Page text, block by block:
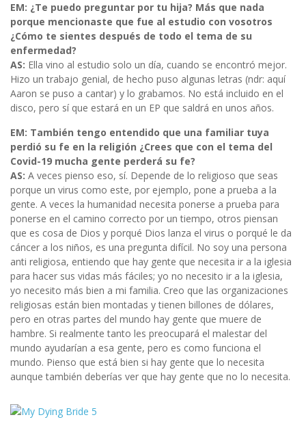
EM: ¿Te puedo preguntar por tu hija? Más que nada
porque mencionaste que fue al estudio con vosotros
¿Cómo te sientes después de todo el tema de su
enfermedad?
AS: Ella vino al estudio solo un día, cuando se encontró mejor.
Hizo un trabajo genial, de hecho puso algunas letras (ndr: aquí
Aaron se puso a cantar) y lo grabamos. No está incluido en el
disco, pero sí que estará en un EP que saldrá en unos años.
EM: También tengo entendido que una familiar tuya
perdió su fe en la religión ¿Crees que con el tema del
Covid-19 mucha gente perderá su fe?
AS: A veces pienso eso, sí. Depende de lo religioso que seas
porque un virus como este, por ejemplo, pone a prueba a la
gente. A veces la humanidad necesita ponerse a prueba para
ponerse en el camino correcto por un tiempo, otros piensan
que es cosa de Dios y porqué Dios lanza el virus o porqué le da
cáncer a los niños, es una pregunta difícil. No soy una persona
anti religiosa, entiendo que hay gente que necesita ir a la iglesia
para hacer sus vidas más fáciles; yo no necesito ir a la iglesia,
yo necesito más bien a mi familia. Creo que las organizaciones
religiosas están bien montadas y tienen billones de dólares,
pero en otras partes del mundo hay gente que muere de
hambre. Si realmente tanto les preocupará el malestar del
mundo ayudarían a esa gente, pero es como funciona el
mundo. Pienso que está bien si hay gente que lo necesita
aunque también deberías ver que hay gente que no lo necesita.